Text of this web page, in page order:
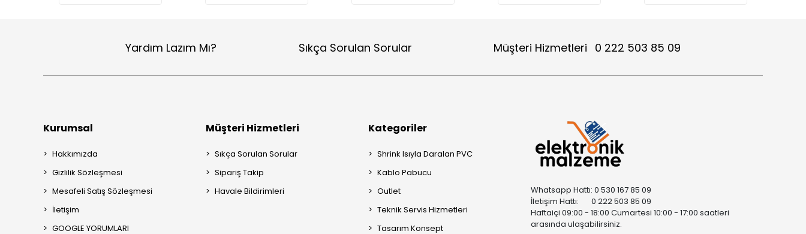
Yardım Lazım Mı? Sıkça Sorulan Sorular Müşteri Hizmetleri 0 222 503 85 09
Kurumsal
Hakkımızda
Gizlilik Sözleşmesi
Mesafeli Satış Sözleşmesi
İletişim
GOOGLE YORUMLARI
Müşteri Hizmetleri
Sıkça Sorulan Sorular
Sipariş Takip
Havale Bildirimleri
Kategoriler
Shrink Isıyla Daralan PVC
Kablo Pabucu
Outlet
Teknik Servis Hizmetleri
Tasarım Konsept
Whatsapp Hattı: 0 530 167 85 09
İletişim Hattı: 0 222 503 85 09
Haftaiçi 09:00 - 18:00 Cumartesi 10:00 - 17:00 saatleri
arasında ulaşabilirsiniz.